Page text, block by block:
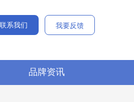
联系我们
我要反馈
品牌资讯